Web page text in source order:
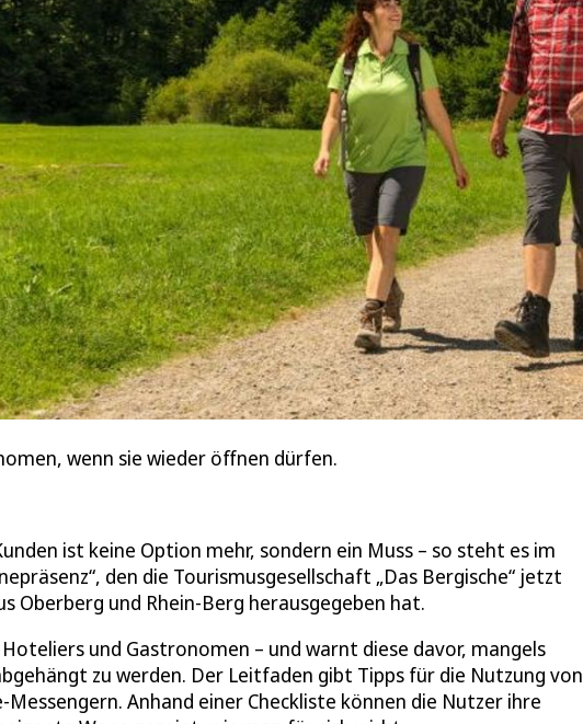
wenn sie wieder öffnen dürfen.
ist keine Option mehr, sondern ein Muss – so steht es im
den die Tourismusgesellschaft „Das Bergische“ jetzt
und Rhein-Berg herausgegeben hat.
und Gastronomen – und warnt diese davor, mangels
zu werden. Der Leitfaden gibt Tipps für die Nutzung von
Anhand einer Checkliste können die Nutzer ihre